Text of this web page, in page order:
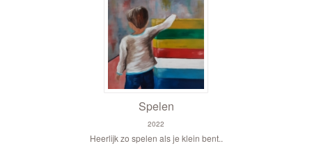
Spelen
2022
Heerlijk zo spelen als je klein bent..